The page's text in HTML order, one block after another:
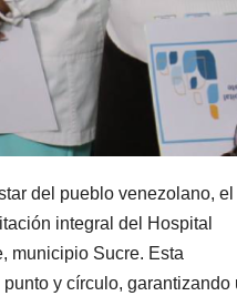
del pueblo venezolano, el
integral del Hospital
municipio Sucre. Esta
y círculo, garantizando